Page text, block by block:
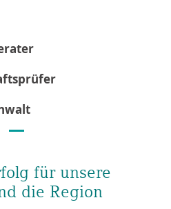
für unsere
die Region